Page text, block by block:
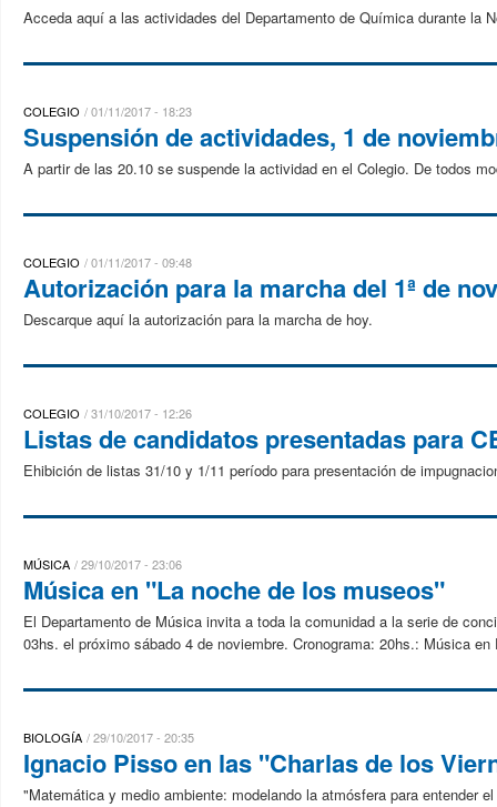
Acceda aquí a las actividades del Departamento de Química durante la
COLEGIO 01/11/2017 - 18:23
Suspensión de actividades, 1 de
A partir de las 20.10 se suspende la actividad en el Colegio. De todos
COLEGIO 01/11/2017 - 09:48
Autorización para la marcha del 1ª de
Descarque aquí la autorización para la marcha de hoy.
COLEGIO 31/10/2017 - 12:26
Listas de candidatos presentadas para
Ehibición de listas 31/10 y 1/11 período para presentación de
MÚSICA 29/10/2017 - 23:06
Música en "La noche de los museos"
El Departamento de Música invita a toda la comunidad a la serie de
03hs. el próximo sábado 4 de noviembre. Cronograma: 20hs.: Música
BIOLOGÍA 29/10/2017 - 20:35
Ignacio Pisso en las "Charlas de los
"Matemática y medio ambiente: modelando la atmósfera para